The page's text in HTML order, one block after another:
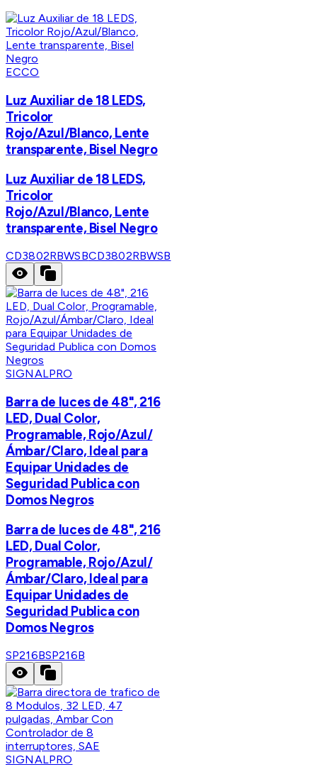
ECCO
Luz Auxiliar de 18 LEDS,
Tricolor
Rojo/Azul/Blanco, Lente
transparente, Bisel Negro
Luz Auxiliar de 18 LEDS,
Tricolor
Rojo/Azul/Blanco, Lente
transparente, Bisel Negro
CD3802RBWSBCD3802RBWSB
SIGNALPRO
Barra de luces de 48", 216
LED, Dual Color,
Programable, Rojo/Azul/
Ámbar/Claro, Ideal para
Equipar Unidades de
Seguridad Publica con
Domos Negros
Barra de luces de 48", 216
LED, Dual Color,
Programable, Rojo/Azul/
Ámbar/Claro, Ideal para
Equipar Unidades de
Seguridad Publica con
Domos Negros
SP216BSP216B
SIGNALPRO